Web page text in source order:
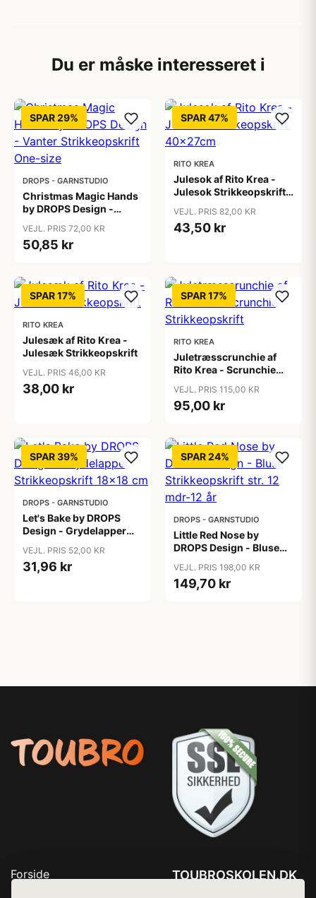
Du er måske interesseret i
SPAR 29%
DROPS - GARNSTUDIO
Christmas Magic Hands
by DROPS Design -
One-size
VEJL. PRIS 72,00 KR
50,85 kr
SPAR 47%
RITO KREA
Julesok af Rito Krea -
Julesok Strikkeopskrift
VEJL. PRIS 82,00 KR
43,50 kr
SPAR 17%
RITO KREA
Julesæk af Rito Krea -
Julesæk Strikkeopskrift
VEJL. PRIS 46,00 KR
38,00 kr
SPAR 17%
RITO KREA
Juletræsscrunchie af
Rito Krea - Scrunchie
VEJL. PRIS 115,00 KR
95,00 kr
SPAR 39%
DROPS - GARNSTUDIO
Let's Bake by DROPS
Design - Grydelapper
cm
VEJL. PRIS 52,00 KR
31,96 kr
SPAR 24%
DROPS - GARNSTUDIO
Little Red Nose by
DROPS Design - Bluse
mdr-12 år
VEJL. PRIS 198,00 KR
149,70 kr
Forside
TOUBROSKOLEN.DK